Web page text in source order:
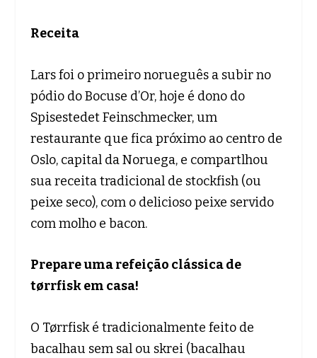
Receita
Lars foi o primeiro norueguês a subir no
pódio do Bocuse d’Or, hoje é dono do
Spisestedet Feinschmecker, um
restaurante que fica próximo ao centro de
Oslo, capital da Noruega, e compartlhou
sua receita tradicional de stockfish (ou
peixe seco), com o delicioso peixe servido
com molho e bacon.
Prepare uma refeição clássica de
tørrfisk em casa!
O Tørrfisk é tradicionalmente feito de
bacalhau sem sal ou skrei (bacalhau